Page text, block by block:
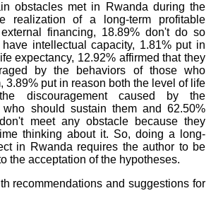
obstacles met in Rwanda during the
realization of a long-term profitable
financing, 18.89% don't do so
intellectual capacity, 1.81% put in
expectancy, 12.92% affirmed that they
by the behaviors of those who
3.89% put in reason both the level of life
discouragement caused by the
should sustain them and 62.50%
meet any obstacle because they
thinking about it. So, doing a long-
in Rwanda requires the author to be
the acceptation of the hypotheses.
recommendations and suggestions for